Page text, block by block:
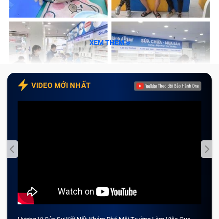
Nguyên nhân khiến pin iPad Pro M2
Có nhiều lý do khiến pin iPad Pro M2 12.9 inch của
bạn nhanh hỏng. Trong đó, nguyên nhân chính thường
XEM THÊM
VIDEO MỚI NHẤT